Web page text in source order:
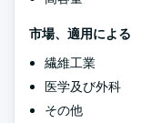
市場、適用による
繊維工業
医学及び外科
その他